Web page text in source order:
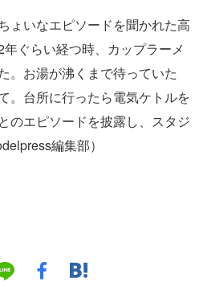
ょいなエピソードを聞かれた高
ぐらい経つ時、カップラーメ
。お湯が沸くまで待っていた
。台所に行ったら電気ケトルを
のエピソードを披露し、スタジ
編集部）